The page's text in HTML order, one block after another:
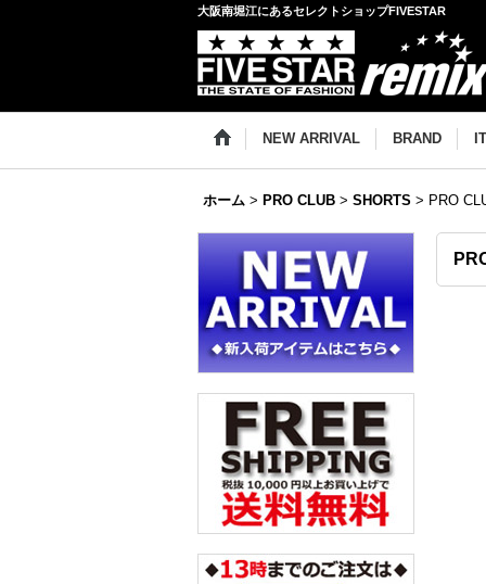
大阪南堀江にあるセレクトショップFIVESTAR
NEW ARRIVAL BRAND
ホーム > PRO CLUB > SHORTS > PRO